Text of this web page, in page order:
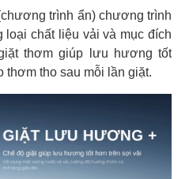
trình ẩn) chương trình
chất liệu vải và mục đích
thơm giúp lưu hương tốt
thơm tho sau mỗi lần giặt.